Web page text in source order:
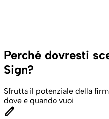
Perché dovresti
Sign?
Sfrutta il potenziale della
dove e quando vuoi
edit